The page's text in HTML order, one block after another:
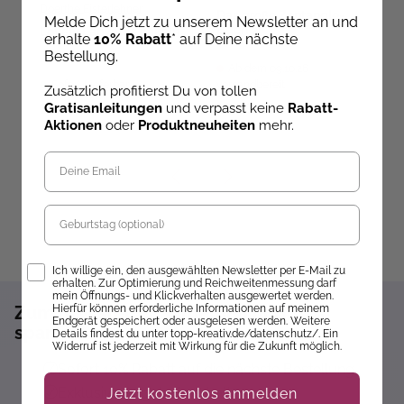
Lovely Lanyards häkeln
Sofort Lieferbar
16,99 €
Das große Zentangle-
Buch 2
versandbereit
19,99 €
Zum Newsletter anmelden und 10%
sparen!*
Sofort 10% Rabatt auf die nächste Bestellung
Exklusive Angebote erhalten
Melde Dich jetzt zu unserem Newsletter an und
erhalte 10% Rabatt* auf Deine nächste
Bestellung.
Zusätzlich profitierst Du von tollen
Gratisanleitungen und verpasst keine Rabatt-
Aktionen oder Produktneuheiten mehr.
Geburtstag
Opt-InIch willige ein, den ausgewählten Newsletter per E-Mail zu
erhalten. Zur Optimierung und Reichweitenmessung darf
mein Öffnungs- und Klickverhalten ausgewertet werden.
Hierfür können erforderliche Informationen auf meinem
Endgerät gespeichert oder ausgelesen werden. Weitere
Details findest du unter topp-kreativ.de/datenschutz/. Ein
Widerruf ist jederzeit mit Wirkung für die Zukunft möglich.
Jetzt kostenlos anmelden